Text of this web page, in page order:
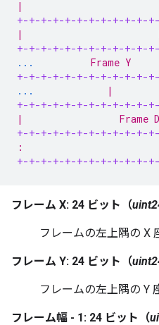
|
+-+-+-+-+-+-+-+-+-+-+-
|
+-+-+-+-+-+-+-+-+-+-+-
...
Frame Y
+-+-+-+-+-+-+-+-+-+-+-
...
|
+-+-+-+-+-+-+-+-+-+-+-
|                 Frame
+-+-+-+-+-+-+-+-+-+-+-
:
+-+-+-+-+-+-+-+-+-+-+-
フレーム X: 24 ビット（
フレームの左上隅の X
フレーム Y: 24 ビット（
フレームの左上隅の Y
フレーム幅 - 1: 24 ビット（